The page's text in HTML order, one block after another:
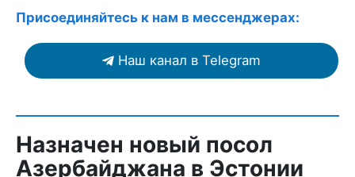
Присоединяйтесь к нам в мессенджерах:
Наш канал в Telegram
Назначен новый посол
Азербайджана в Эстонии